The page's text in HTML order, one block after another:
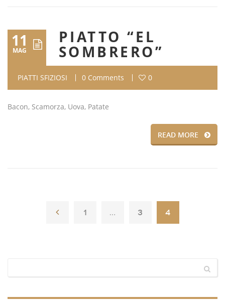
11
MAG
PIATTO “EL
SOMBRERO”
PIATTI SFIZIOSI 0 Comments 0
Bacon, Scamorza, Uova, Patate
READ MORE
1 … 3 4